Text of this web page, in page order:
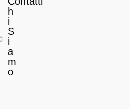
h
i
S
i
a
m
o